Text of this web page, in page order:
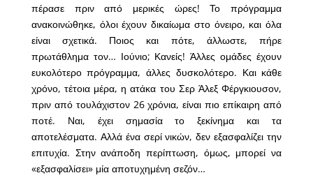
πέρασε πριν από μερικές ώρες! Το πρόγραμμα
ανακοινώθηκε, όλοι έχουν δικαίωμα στο όνειρο, και όλα
είναι σχετικά. Ποιος και πότε, άλλωστε, πήρε
πρωτάθλημα τον… Ιούνιο; Κανείς! Άλλες ομάδες έχουν
ευκολότερο πρόγραμμα, άλλες δυσκολότερο. Και κάθε
χρόνο, τέτοια μέρα, η ατάκα του Σερ Άλεξ Φέργκιουσον,
πριν από τουλάχιστον 26 χρόνια, είναι πιο επίκαιρη από
ποτέ. Ναι, έχει σημασία το ξεκίνημα και τα
αποτελέσματα. Αλλά ένα σερί νικών, δεν εξασφαλίζει την
επιτυχία. Στην ανάποδη περίπτωση, όμως, μπορεί να
«εξασφαλίσει» μία αποτυχημένη σεζόν…